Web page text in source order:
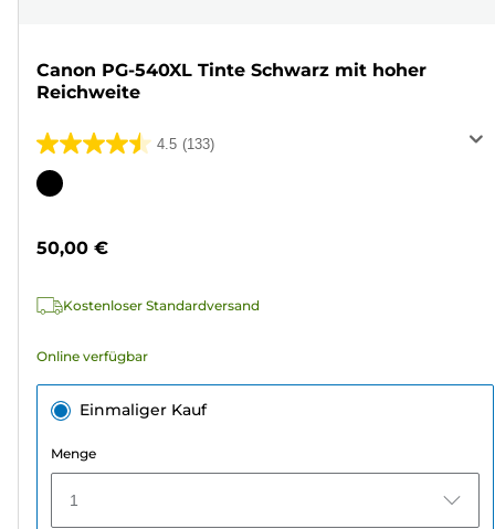
Canon PG-540XL Tinte Schwarz mit hoher
Reichweite
4.5 (133)
4.5
von
133
Farbpatrone
50,00 €
Kostenloser Standardversand
Online verfügbar
Einmaliger Kauf
Menge
1